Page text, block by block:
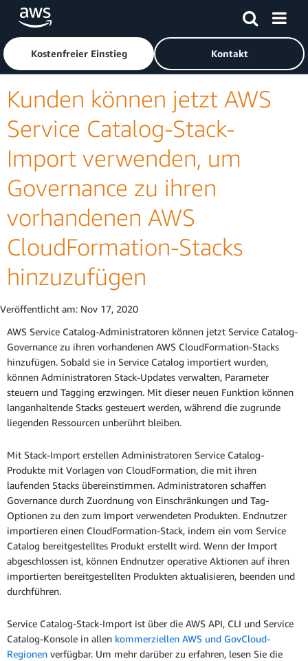
Überspringen zum Hauptinhalt
Klicken Sie hier, um zur Amazon Web Services-Startseite
Kostenfreier Einstieg Kontakt
Kunden können jetzt AWS
Service Catalog-Stack-
Import verwenden, um
Governance zu ihren
vorhandenen AWS
CloudFormation-Stacks
hinzuzufügen
Veröffentlicht am: Nov 17, 2020
AWS Service Catalog-Administratoren können jetzt Service Catalog-
Governance zu ihren vorhandenen AWS CloudFormation-Stacks
hinzufügen. Sobald sie in Service Catalog importiert wurden,
können Administratoren Stack-Updates verwalten, Parameter
steuern und Tagging erzwingen. Mit dieser neuen Funktion können
langanhaltende Stacks gesteuert werden, während die zugrunde
liegenden Ressourcen unberührt bleiben.
Mit Stack-Import erstellen Administratoren Service Catalog-
Produkte mit Vorlagen von CloudFormation, die mit ihren
laufenden Stacks übereinstimmen. Administratoren schaffen
Governance durch Zuordnung von Einschränkungen und Tag-
Optionen zu den zum Import verwendeten Produkten. Endnutzer
importieren einen CloudFormation-Stack, indem ein vom Service
Catalog bereitgestelltes Produkt erstellt wird. Wenn der Import
abgeschlossen ist, können Endnutzer operative Aktionen auf ihren
importierten bereitgestellten Produkten aktualisieren, beenden und
durchführen.
Service Catalog-Stack-Import ist über die AWS API, CLI und Service
Catalog-Konsole in allen kommerziellen AWS und GovCloud-
Regionen verfügbar. Um mehr darüber zu erfahren, lesen Sie die